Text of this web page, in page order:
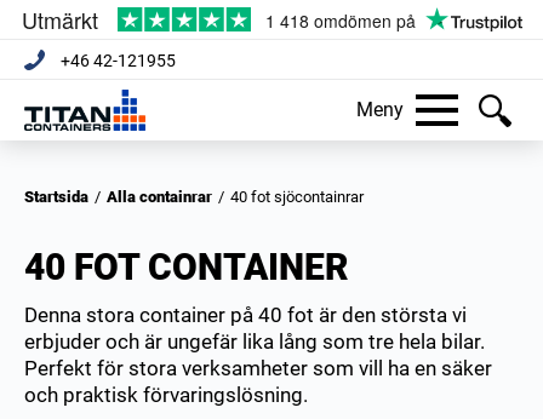
+46 42-121955
Meny
Startsida / Alla containrar / 40 fot sjöcontainrar
40 FOT CONTAINER
Denna stora container på 40 fot är den största vi
erbjuder och är ungefär lika lång som tre hela bilar.
Perfekt för stora verksamheter som vill ha en säker
och praktisk förvaringslösning.